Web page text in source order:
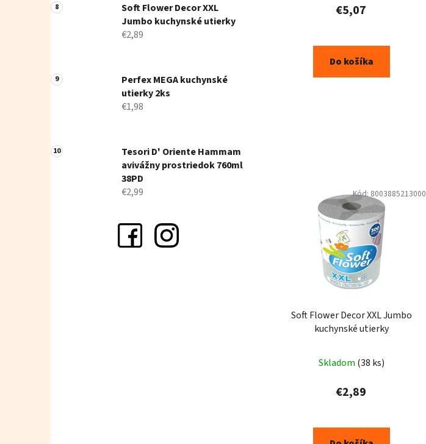
Soft Flower Decor XXL
Jumbo kuchynské utierky
€2,89
Perfex MEGA kuchynské
utierky 2ks
€1,98
Tesori D' Oriente Hammam
avivážny prostriedok 760ml
38PD
€2,99
€5,07
Do košíka
Soft Flower Decor XXL Jumbo
kuchynské utierky
Skladom (38 ks)
€2,89
Kód: 8003885213000